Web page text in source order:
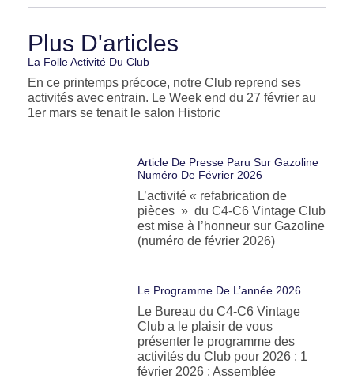
Plus D'articles
La Folle Activité Du Club
En ce printemps précoce, notre Club reprend ses
activités avec entrain. Le Week end du 27 février au
1er mars se tenait le salon Historic
Article De Presse Paru Sur Gazoline
Numéro De Février 2026
L’activité « refabrication de
pièces » du C4-C6 Vintage Club
est mise à l’honneur sur Gazoline
(numéro de février 2026)
Le Programme De L’année 2026
Le Bureau du C4-C6 Vintage
Club a le plaisir de vous
présenter le programme des
activités du Club pour 2026 : 1
février 2026 : Assemblée